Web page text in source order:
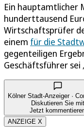
Ein hauptamtlicher
hunderttausend
Wirtschaftsprüfer
einem für die
gegenteiligen
Geschäftsführer sei
Kölner Stadt-Anzeiger ·
Diskutieren Sie mit
Jetzt
ANZEIGE X